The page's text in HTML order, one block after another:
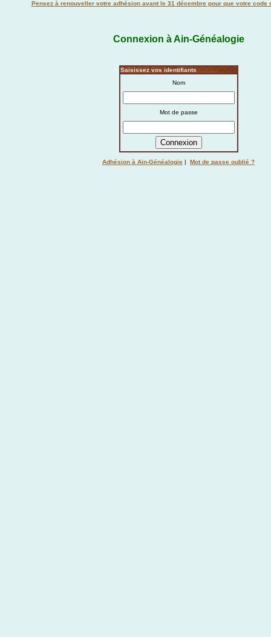
Pensez à renouveller votre adhésion avant le 31 décembre pour que votre code
Connexion à Ain-Généalogie
Saisissez vos identifiants
Nom
Mot de passe
Adhésion à Ain-Généalogie | Mot de passe oublié ?